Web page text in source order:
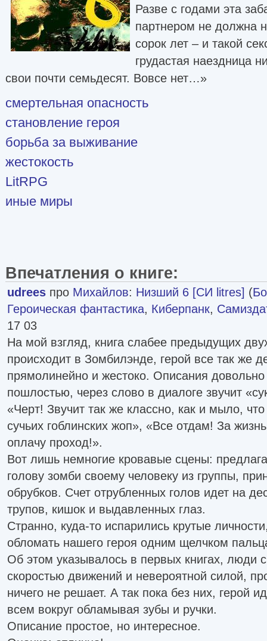
Разве с годами эта
партнером не должна
сорок лет – и такой
грудастая наездница
свои почти семьдесят. Вовсе нет…»
смертельная опасность
становление героя
борьба за выживание
жестокость
LitRPG
иные миры
Впечатления о книге:
udrees про Михайлов: Низший 6 [СИ litres] (
Героическая фантастика, Киберпанк,
17 03
На мой взгляд, книга слабее предыдущих
происходит в Зомбилэнде, герой все так же
прямолинейно и жестоко. Описания
пошлостью, через слово в диалоге звучит
«Черт! Звучит так же классно, как и мыло,
сучьих гоблинских жоп», «Все отдам! За
оплачу проход!».
Вот лишь немногие кровавые сцены:
голову зомби своему человеку из группы,
обрубков. Счет отрубленных голов идет на
трупов, кишок и выдавленных глаз.
Странно, куда-то испарились крутые
обломать нашего героя одним щелчком
Об этом указывалось в первых книгах, люди
скоростью движений и невероятной силой,
ничего не решает. А так пока без них, герой
всем вокруг обламывая зубы и ручки.
Описание простое, но интересное.